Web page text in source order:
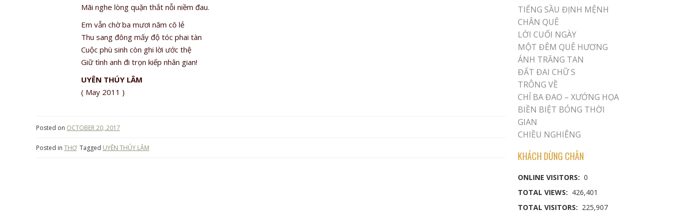
Mãi nghe lòng quặn thắt nỗi niềm đau.
Em vẫn chờ ba mươi năm cô lẻ
Thu sang đông mấy độ tóc phai tàn
Cuộc phù sinh còn ghi lời ước thệ
Giữ tình anh đi trọn kiếp nhân gian!
UYÊN THÚY LÂM
( May 2011 )
Posted on OCTOBER 20, 2017
Posted in THƠ Tagged UYÊN THÚY LÂM
TIẾNG SẦU ĐỊNH MỆNH
CHÂN QUÊ
LỜI CUỐI NGÀY
MỘT ĐÊM QUÊ HƯƠNG
ÁNH TRĂNG TAN
ĐẤT ĐAI CHỮ S
TRÔNG VỀ
CHỈ BA ĐAO – XƯỚNG HỌA
BIỀN BIỆT BÓNG THỜI
GIAN
CHIỀU NGHIÊNG
KHÁCH DỪNG CHÂN
ONLINE VISITORS: 0
TOTAL VIEWS: 426,401
TOTAL VISITORS: 225,907